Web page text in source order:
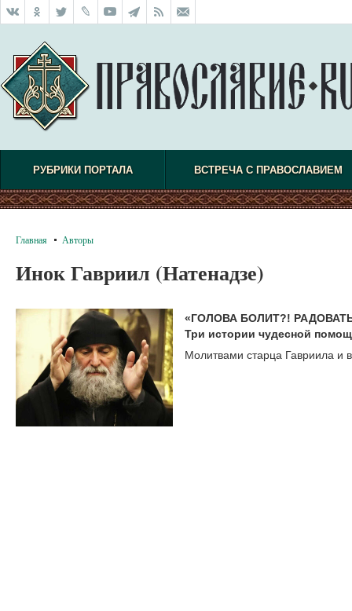
РУБРИКИ ПОРТАЛА ВСТРЕЧА С ПРАВОСЛАВИЕМ
Главная Авторы
Инок Гавриил (Натенадзе)
«ГОЛОВА БОЛИТ?!
Три истории чудесной
Молитвами старца Гавриила и